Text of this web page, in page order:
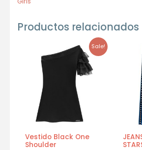
Productos relacionados
Sale!
Vestido Black One
Shoulder